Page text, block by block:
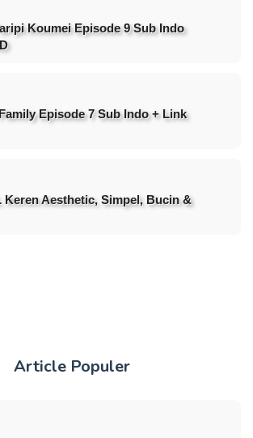
Koumei Episode 9 Sub Indo
Episode 7 Sub Indo + Link
Keren Aesthetic, Simpel, Bucin &
Article Populer